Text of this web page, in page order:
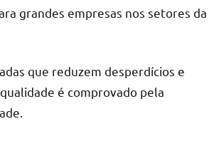
grandes empresas nos setores da
que reduzem desperdícios e
é comprovado pela